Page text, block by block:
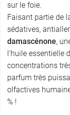
sur le foie.
Faisant partie de
sédatives,
damascénone,
l’huile essentielle
concentrations
parfum très
olfactives
% !